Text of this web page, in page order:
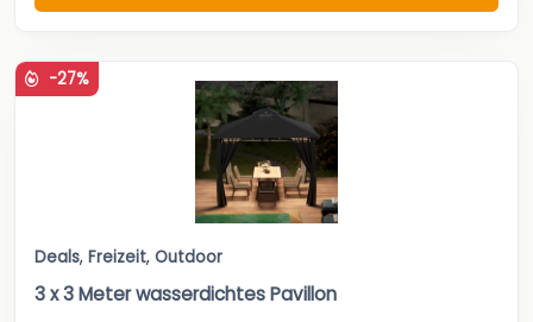
-27%
Deals, Freizeit, Outdoor
3 x 3 Meter wasserdichtes Pavillon